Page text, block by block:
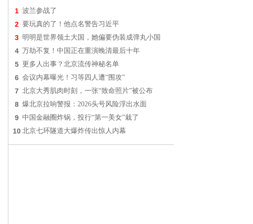
1 波兰参战了
2 要玩真的了！他点名警告习近平
3 明明是世界领土大国，她偏要伪装成弹丸小国
4 万劫不复！中国正在重演晚清最后十年
5 更多人出事？北京流传神秘名单
6 会议内幕曝光！习等四人遭“围攻”
7 北京大秀肌肉时刻，一张“致命照片”被公布
8 爆北京拉响警报：2026头号风险浮出水面
9 中国金融圈炸锅，投行“第一美女”栽了
10 北京七环隧道大爆炸传出惊人内幕